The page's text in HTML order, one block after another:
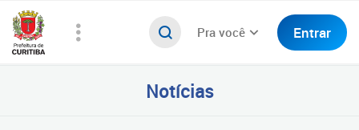
Pra você Entrar
Notícias